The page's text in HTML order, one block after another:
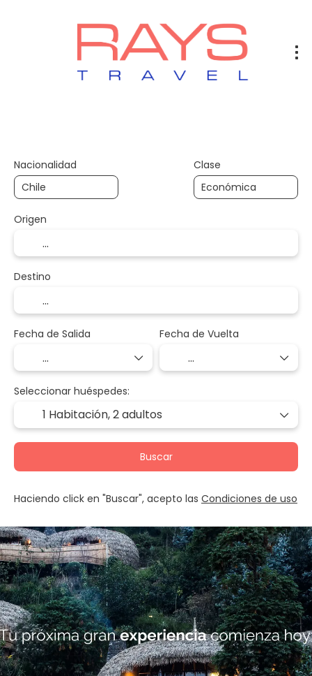
Nacionalidad Clase
Origen
Destino
Fecha de Salida Fecha de Vuelta
Seleccionar huéspedes:
1 Habitación,2 adultos
Buscar
Haciendo click en "Buscar", acepto las Condiciones de uso